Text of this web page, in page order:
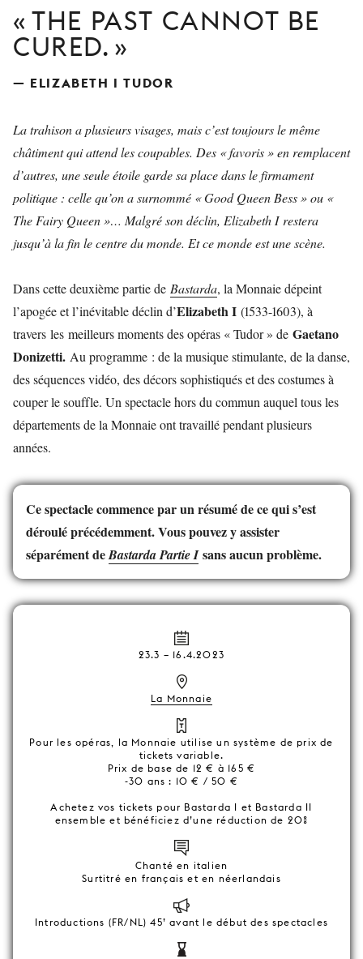
THE PAST CANNOT BE
CURED.
— ELIZABETH I TUDOR
La trahison a plusieurs visages, mais c’est toujours le même
châtiment qui attend les coupables. Des « favoris » en remplacent
d’autres, une seule étoile garde sa place dans le firmament
politique : celle qu’on a surnommé « Good Queen Bess » ou «
The Fairy Queen »… Malgré son déclin, Elizabeth I restera
jusqu’à la fin le centre du monde. Et ce monde est une scène.
Dans cette deuxième partie de Bastarda, la Monnaie dépeint
l’apogée et l’inévitable déclin d’Elizabeth I (1533-1603), à
travers les meilleurs moments des opéras « Tudor » de Gaetano
Donizetti. Au programme : de la musique stimulante, de la danse,
des séquences vidéo, des décors sophistiqués et des costumes à
couper le souffle. Un spectacle hors du commun auquel tous les
départements de la Monnaie ont travaillé pendant plusieurs
années.
Ce spectacle commence par un résumé de ce qui s’est
déroulé précédemment. Vous pouvez y assister
séparément deBastarda Partie Isans aucun problème.
23.3 – 16.4.2023
La Monnaie
Pour les opéras, la Monnaie utilise un système de prix de
tickets variable.
Prix de base de 12 € à 165 €
-30 ans : 10 € / 50 €
Achetez vos tickets pour Bastarda I et Bastarda II
ensemble et bénéficiez d’une réduction de 20%
Chanté en italien
Surtitré en français et en néerlandais
Introductions (FR/NL) 45’ avant le début des spectacles